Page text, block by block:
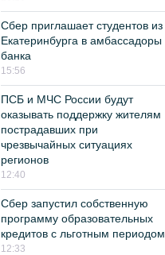
Сбер приглашает студентов из
Екатеринбурга в амбассадоры
банка
15:56
ПСБ и МЧС России будут
оказывать поддержку жителям
пострадавших при
чрезвычайных ситуациях
регионов
12:40
Сбер запустил собственную
программу образовательных
кредитов с льготным периодом
12:33